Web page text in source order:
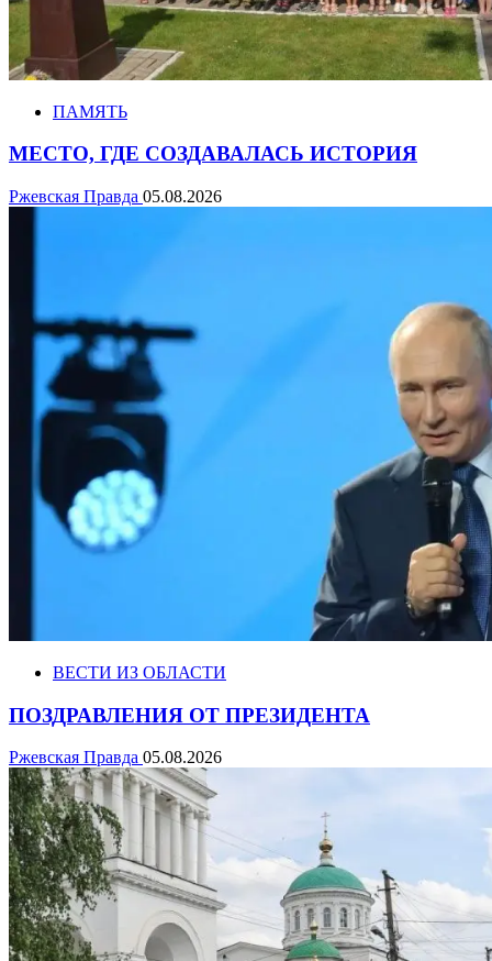
ПАМЯТЬ
МЕСТО, ГДЕ СОЗДАВАЛАСЬ ИСТОРИЯ
Ржевская Правда 05.08.2026
ВЕСТИ ИЗ ОБЛАСТИ
ПОЗДРАВЛЕНИЯ ОТ ПРЕЗИДЕНТА
Ржевская Правда 05.08.2026